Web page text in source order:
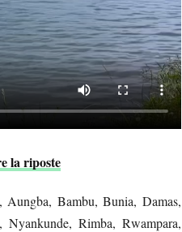
la riposte
Aungba, Bambu, Bunia, Damas,
Rimba, Rwampara,